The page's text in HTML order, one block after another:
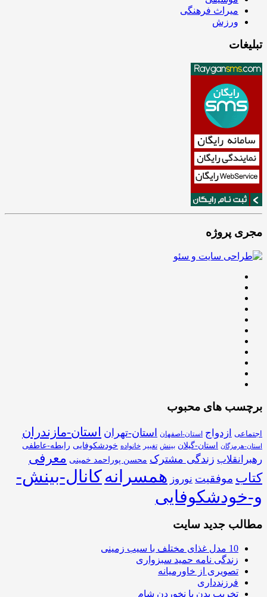
میراث فرهنگی
ورزش
تبلیغات
مجری پروژه
برچسب های محبوب
اجتماعی ازدواج استان-اصفهان استان-تهران استان-مازندران
استان-هرمزگان استان-گیلان بینش تغییر خانواده خودشکوفایی رابطه-عاطفی
رهبرانقلاب زندگی مشترک محسن پوراحمد خمینی معرفی
کتاب موفقیت نوروز همسرانهکانال-بینش-
و-خودشکوفایی
مطالب جدید سایت
10 مدل غذای مختلف با سیب زمینی
زندگی نامه حمید سبزواری
تصویری از خاورمیانه
فرزندداری
تخریب بدن با نخوردن شام